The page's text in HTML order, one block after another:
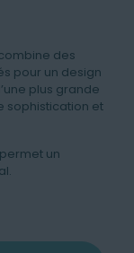
des
pour un design
plus grande
sophistication et
un